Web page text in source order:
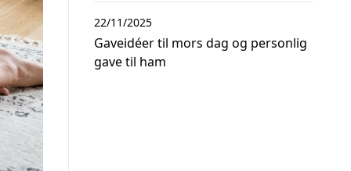
Gaveidéer til mors dag og personlig
gave til ham
22/11/2025